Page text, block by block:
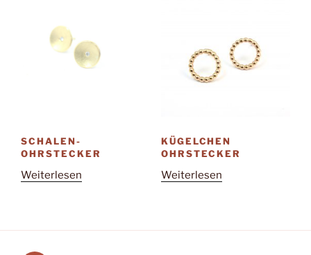
SCHALEN-
OHRSTECKER
Weiterlesen
KÜGELCHEN
OHRSTECKER
Weiterlesen